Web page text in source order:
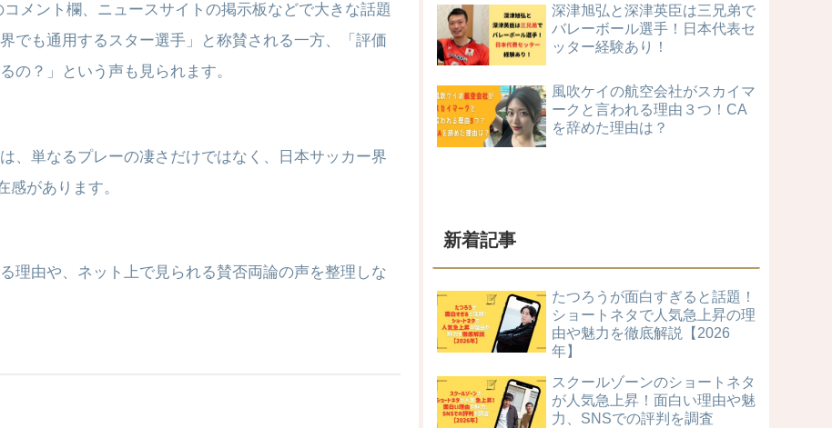
メント欄、ニュースサイトの掲示板などで大きな話題
でも通用するスター選手」と称賛される一方、「評価
の？」という声も見られます。
、単なるプレーの凄さだけではなく、日本サッカー界
感があります。
理由や、ネット上で見られる賛否両論の声を整理しな
深津旭弘と深津英臣は三兄弟で
バレーボール選手！日本代表セ
ッター経験あり！
風吹ケイの航空会社がスカイマ
ークと言われる理由３つ！CA
を辞めた理由は？
新着記事
たつろうが面白すぎると話題！
ショートネタで人気急上昇の理
由や魅力を徹底解説【2026
年】
スクールゾーンのショートネタ
が人気急上昇！面白い理由や魅
力、SNSでの評判を調査